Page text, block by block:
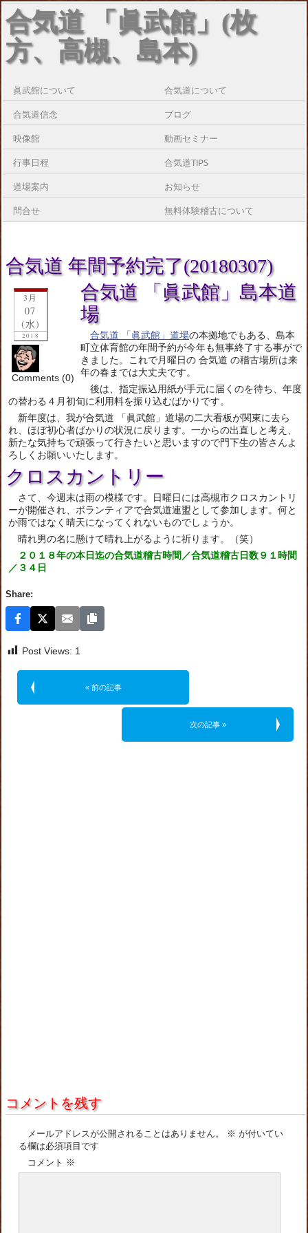
合気道 「眞武館」(枚
方、高槻、島本)
眞武館について 合気道について
合気道信念 ブログ
映像館 動画セミナー
行事日程 合気道TIPS
道場案内 お知らせ
問合せ 無料体験稽古について
合気道 年間予約完了(20180307)
3月
07
(水)
2018
Comments (0)
合気道 「眞武館」島本道
場
合気道 「眞武館」道場の本拠地でもある、島本
町立体育館の年間予約が今年も無事終了する事がで
きました。これで月曜日の 合気道 の稽古場所は来
年の春までは大丈夫です。
後は、指定振込用紙が手元に届くのを待ち、年度
の替わる４月初旬に利用料を振り込むばかりです。
新年度は、我が合気道 「眞武館」道場の二大看板が関東に去ら
れ、ほぼ初心者ばかりの状況に戻ります。一からの出直しと考え、
新たな気持ちで頑張って行きたいと思いますので門下生の皆さんよ
ろしくお願いいたします。
クロスカントリー
さて、今週末は雨の模様です。日曜日には高槻市クロスカントリ
ーが開催され、ボランティアで合気道連盟として参加します。何と
か雨ではなく晴天になってくれないものでしょうか。
晴れ男の名に懸けて晴れ上がるように祈ります。（笑）
２０１８年の本日迄の合気道稽古時間／合気道稽古日数９１時間
／３４日
Share:
Post Views: 1
« 前の記事
次の記事 »
コメントを残す
メールアドレスが公開されることはありません。 ※ が付いてい
る欄は必須項目です
コメント ※